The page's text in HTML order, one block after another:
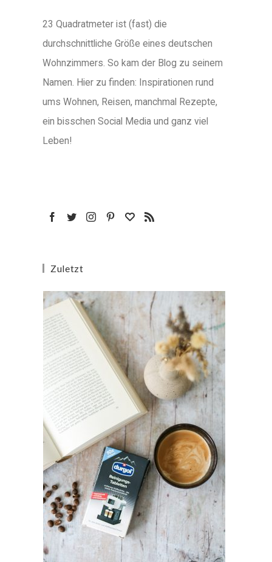
23 Quadratmeter ist (fast) die
durchschnittliche Größe eines deutschen
Wohnzimmers. So kam der Blog zu seinem
Namen. Hier zu finden: Inspirationen rund
ums Wohnen, Reisen, manchmal Rezepte,
ein bisschen Social Media und ganz viel
Leben!
Zuletzt